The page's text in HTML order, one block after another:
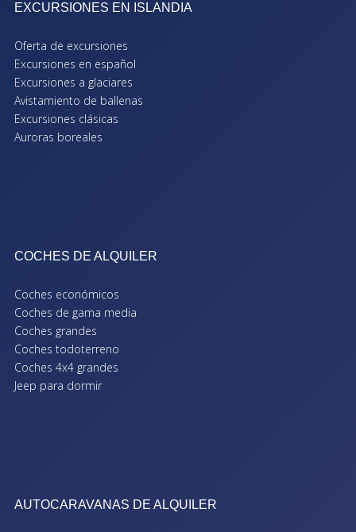
EXCURSIONES EN ISLANDIA
Oferta de excursiones
Excursiones en español
Excursiones a glaciares
Avistamiento de ballenas
Excursiones clásicas
Auroras boreales
COCHES DE ALQUILER
Coches económicos
Coches de gama media
Coches grandes
Coches todoterreno
Coches 4x4 grandes
Jeep para dormir
AUTOCARAVANAS DE ALQUILER